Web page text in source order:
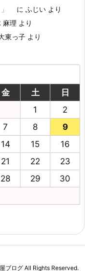
に ふじい より
麻理 より
東っ子 より
金 土
日
1
2
7 8
9
14 15
16
21 22
23
28 29
30
ブログ All Rights Reserved.